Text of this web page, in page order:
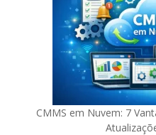
CMMS em Nuvem: 7